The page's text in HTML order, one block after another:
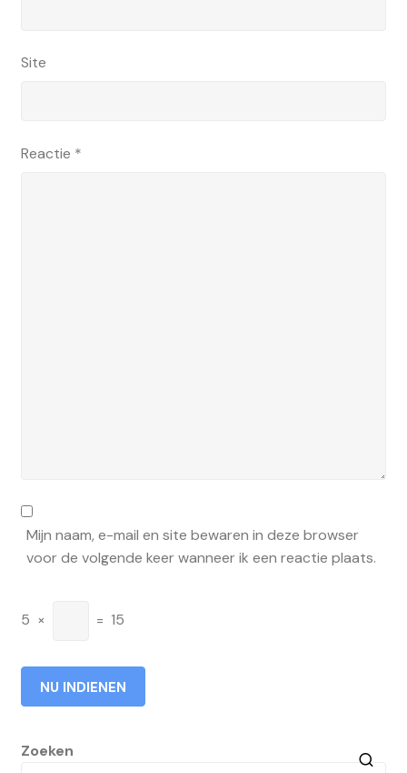
Site
Reactie *
Mijn naam, e-mail en site bewaren in deze browser
voor de volgende keer wanneer ik een reactie plaats.
5 × = 15
Zoeken